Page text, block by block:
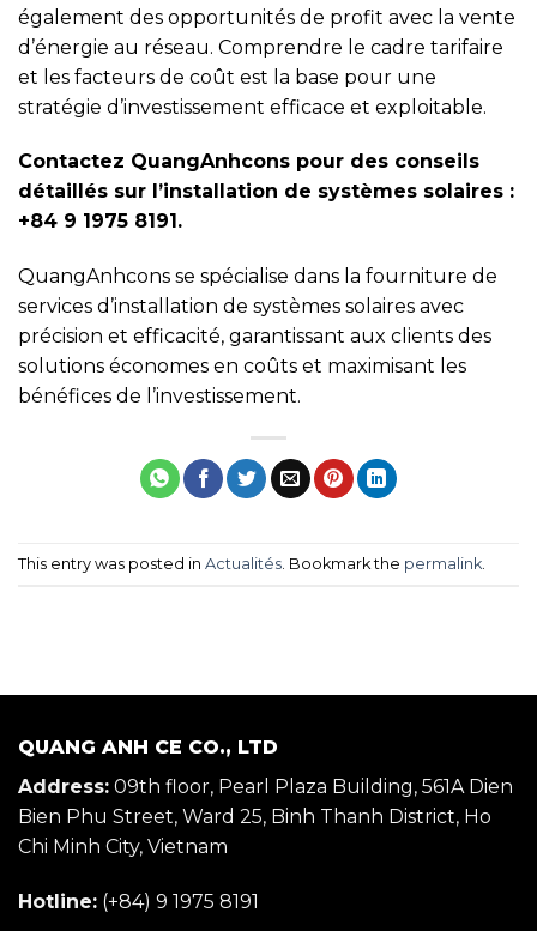
également des opportunités de profit avec la vente
d’énergie au réseau. Comprendre le cadre tarifaire
et les facteurs de coût est la base pour une
stratégie d’investissement efficace et exploitable.
Contactez QuangAnhcons pour des conseils
détaillés sur l’installation de systèmes solaires :
+84 9 1975 8191.
QuangAnhcons se spécialise dans la fourniture de
services d’installation de systèmes solaires avec
précision et efficacité, garantissant aux clients des
solutions économes en coûts et maximisant les
bénéfices de l’investissement.
This entry was posted in Actualités . Bookmark the permalink
QUANG ANH CE CO., LTD
Address: 09th floor, Pearl Plaza Building, 561A Dien
Bien Phu Street, Ward 25, Binh Thanh District, Ho
Chi Minh City, Vietnam
Hotline: (+84) 9 1975 8191